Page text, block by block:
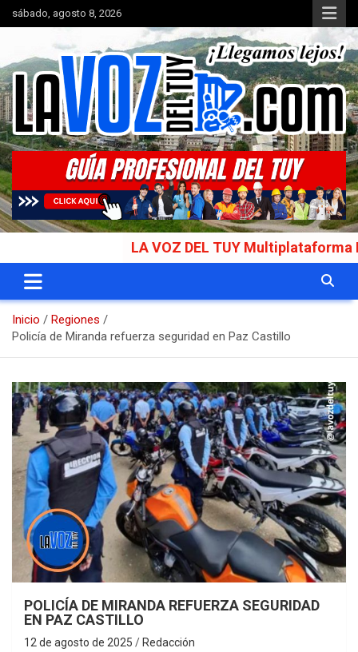
Saltar
al
sábado, agosto 8, 2026
La Voz del Tuy
Portal de noticias
LA VOZ DEL TUY Multiplataforma
Inicio
Regiones
Policía de Miranda refuerza seguridad en Paz Castillo
POLICÍA DE MIRANDA REFUERZA SEGURIDAD
EN PAZ CASTILLO
12 de agosto de 2025 Redacción